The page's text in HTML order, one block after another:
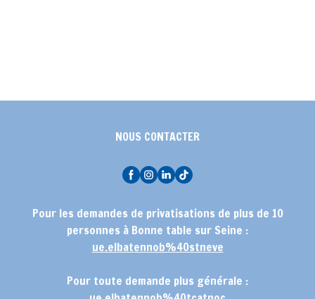
NOUS CONTACTER
Pour les demandes de privatisations de plus de 10
personnes à Bonne table sur Seine :
ue.elbatennob%40stneve
Pour toute demande plus générale :